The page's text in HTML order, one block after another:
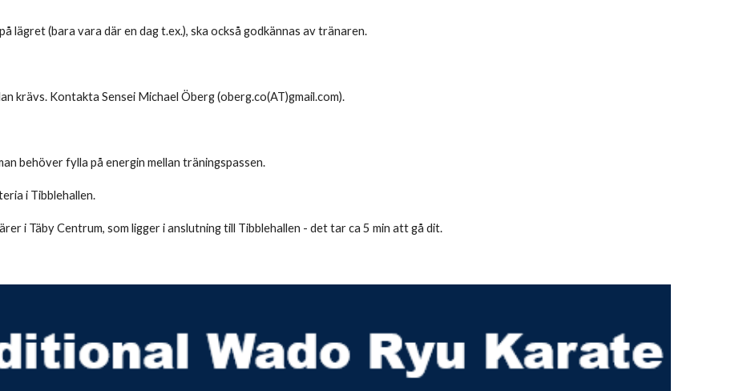
lägret (bara vara där en dag t.ex.), ska också godkännas av tränaren.
krävs. Kontakta Sensei Michael Öberg (oberg.co(AT)gmail.com).
behöver fylla på energin mellan träningspassen.
i Tibblehallen.
i Täby Centrum, som ligger i anslutning till Tibblehallen - det tar ca 5 min att gå dit.